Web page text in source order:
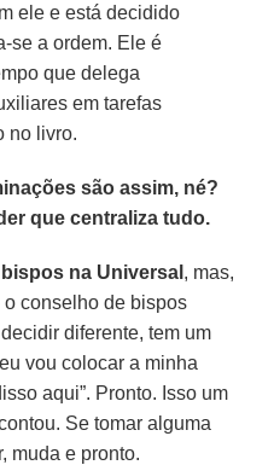
ele e está decidido
se a ordem. Ele é
que delega
em tarefas
no livro.
são assim, né?
que centraliza tudo.
na Universal , mas,
conselho de bispos
diferente, tem um
vou colocar a minha
aqui”. Pronto. Isso um
Se tomar alguma
muda e pronto.